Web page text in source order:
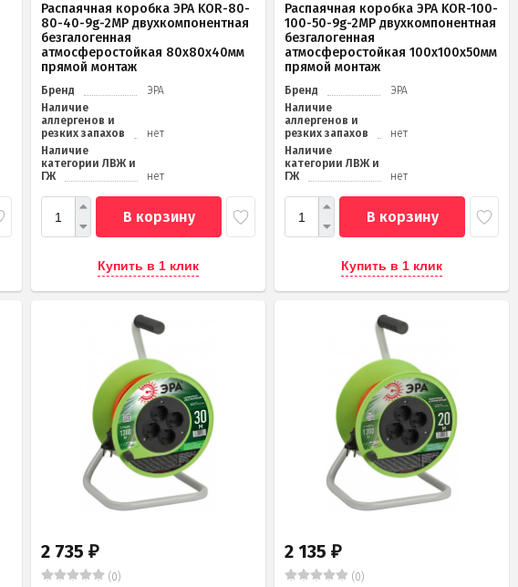
Распаячная коробка ЭРА KOR-80-
80-40-9g-2MP двухкомпонентная
безгалогенная
атмосферостойкая 80х80х40мм
прямой монтаж
Бренд
ЭРА
Наличие
аллергенов и
резких запахов
нет
Наличие
категории ЛВЖ и
ГЖ
нет
В корзину
Купить в 1 клик
Распаячная коробка ЭРА KOR-100-
100-50-9g-2MP двухкомпонентная
безгалогенная
атмосферостойкая 100х100х50мм
прямой монтаж
Бренд
ЭРА
Наличие
аллергенов и
резких запахов
нет
Наличие
категории ЛВЖ и
ГЖ
нет
В корзину
Купить в 1 клик
2 735₽
(0)
2 135₽
(0)